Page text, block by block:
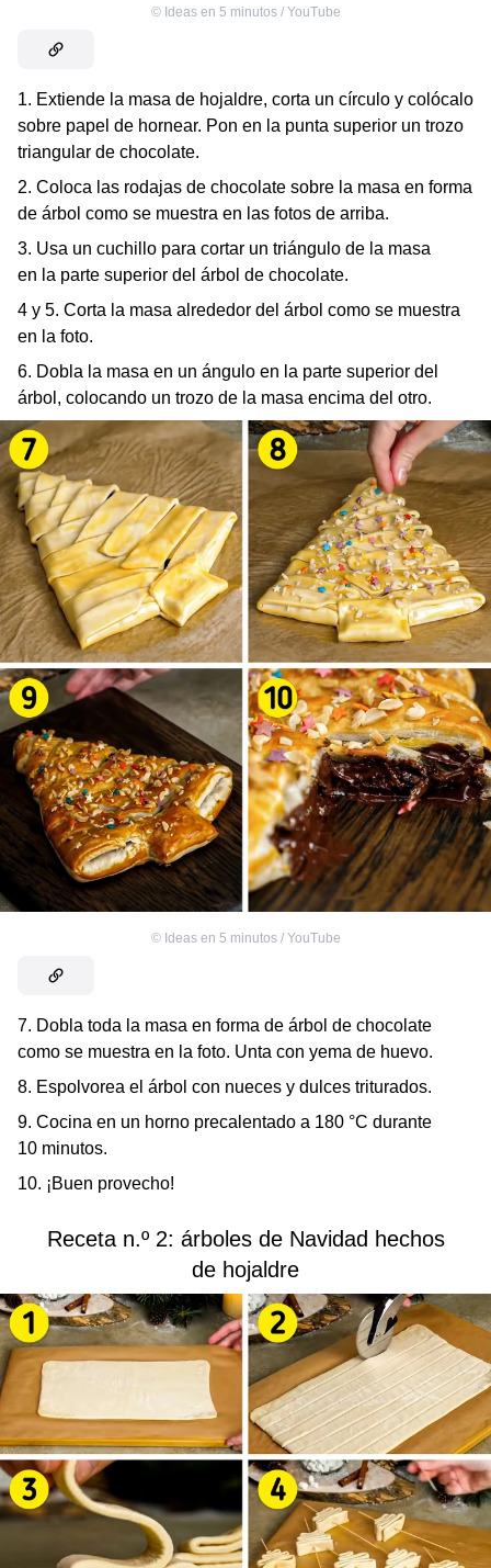
© Ideas en 5 minutos / YouTube
1. Extiende la masa de hojaldre, corta un círculo y colócalo
sobre papel de hornear. Pon en la punta superior un trozo
triangular de chocolate.
2. Coloca las rodajas de chocolate sobre la masa en forma
de árbol como se muestra en las fotos de arriba.
3. Usa un cuchillo para cortar un triángulo de la masa
en la parte superior del árbol de chocolate.
4 y 5. Corta la masa alrededor del árbol como se muestra
en la foto.
6. Dobla la masa en un ángulo en la parte superior del
árbol, colocando un trozo de la masa encima del otro.
© Ideas en 5 minutos / YouTube
7. Dobla toda la masa en forma de árbol de chocolate
como se muestra en la foto. Unta con yema de huevo.
8. Espolvorea el árbol con nueces y dulces triturados.
9. Cocina en un horno precalentado a 180 °C durante
10 minutos.
10. ¡Buen provecho!
Receta n.º 2: árboles de Navidad hechos
de hojaldre